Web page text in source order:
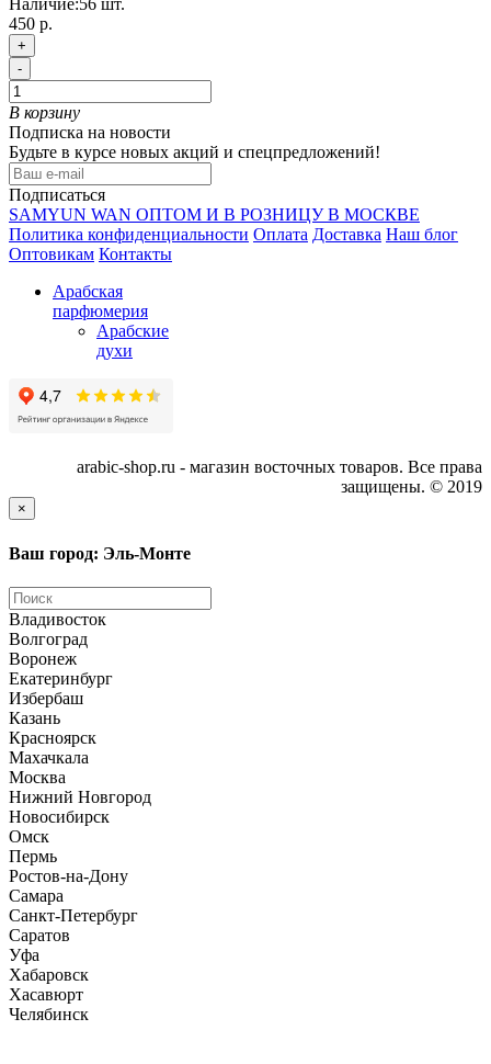
Наличие:56 шт.
450 р.
+
-
В корзину
Подписка на новости
Будьте в курсе новых акций и спецпредложений!
Подписаться
SAMYUN WAN ОПТОМ И В РОЗНИЦУ В МОСКВЕ
Политика конфиденциальности Оплата Доставка Наш блог
Оптовикам Контакты
Арабская
парфюмерия
Арабские
духи
arabic-shop.ru - магазин восточных товаров. Все права
защищены. © 2019
×
Ваш город: Эль-Монте
Владивосток
Волгоград
Воронеж
Екатеринбург
Избербаш
Казань
Красноярск
Махачкала
Москва
Нижний Новгород
Новосибирск
Омск
Пермь
Ростов-на-Дону
Самара
Санкт-Петербург
Саратов
Уфа
Хабаровск
Хасавюрт
Челябинск